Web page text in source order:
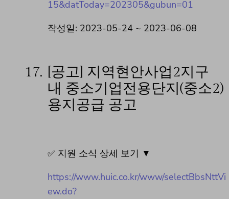
15&datToday=202305&gubun=01
작성일: 2023-05-24 ~ 2023-06-08
17. [공고] 지역현안사업2지구
내 중소기업전용단지(중소2)
용지공급 공고
✅ 지원 소식 상세 보기 ▼
https://www.huic.co.kr/www/selectBbsNttVi
ew.do?